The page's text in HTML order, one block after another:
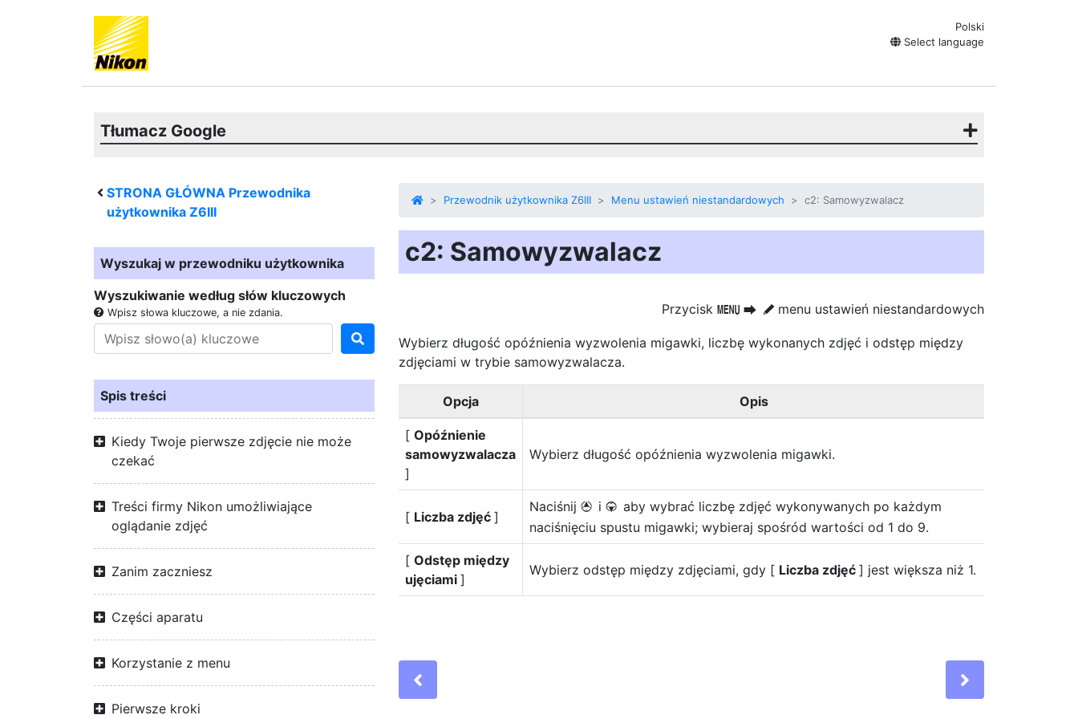
Polski
Select language
Tłumacz Google
STRONA GŁÓWNA Przewodnika
użytkownika Z6III
Wyszukaj w przewodniku użytkownika
Wyszukiwanie według słów kluczowych
Wpisz słowa kluczowe, a nie zdania.
Spis treści
Kiedy Twoje pierwsze zdjęcie nie może
czekać
Treści firmy Nikon umożliwiające
oglądanie zdjęć
Zanim zaczniesz
Części aparatu
Korzystanie z menu
Pierwsze kroki
Przewodnik użytkownika Z6III Menu ustawień niestandardowych c2: Samowyzwalacz
c2: Samowyzwalacz
Przycisk G U A menu ustawień niestandardowych
Wybierz długość opóźnienia wyzwolenia migawki, liczbę wykonanych zdjęć i odstęp między
zdjęciami w trybie samowyzwalacza.
Opcja Opis
[ Opóźnienie
samowyzwalacza
]
Wybierz długość opóźnienia wyzwolenia migawki.
[ Liczba zdjęć ]
Naciśnij 1 i 3 aby wybrać liczbę zdjęć wykonywanych po każdym
naciśnięciu spustu migawki; wybieraj spośród wartości od 1 do 9.
[ Odstęp między
ujęciami ]
Wybierz odstęp między zdjęciami, gdy [ Liczba zdjęć ] jest większa niż 1.